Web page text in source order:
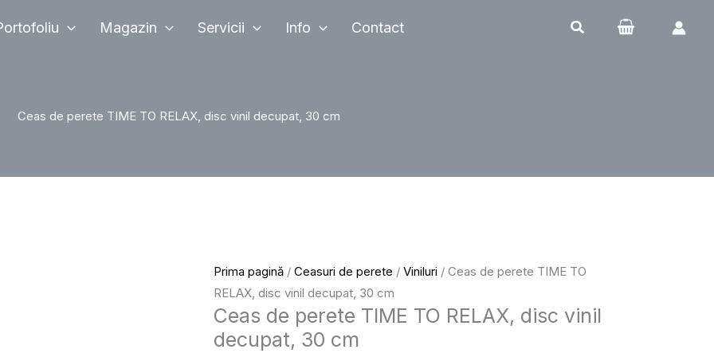
Magazin Servicii Info Contact
Ceas de perete TIME TO RELAX, disc vinil decupat, 30 cm
Prima pagină /Ceasuri de perete /Viniluri / Ceas de perete TIME TO
RELAX, disc vinil decupat, 30 cm
Ceas de perete TIME TO RELAX, disc vinil
decupat, 30 cm
Ceas
TO
vinil